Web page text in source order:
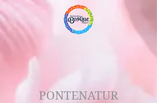
PONTENATUR